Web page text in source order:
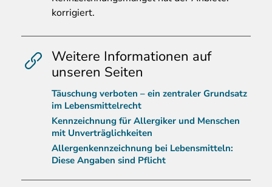
korrigiert.
Weitere Informationen auf
unseren Seiten
Täuschung verboten – ein zentraler Grundsatz
im Lebensmittelrecht
Kennzeichnung für Allergiker und Menschen
mit Unverträglichkeiten
Allergenkennzeichnung bei Lebensmitteln:
Diese Angaben sind Pflicht